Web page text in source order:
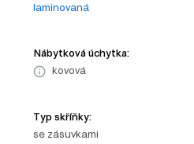
laminovaná
Nábytková úchytka:
kovová
Typ skříňky:
se zásuvkami